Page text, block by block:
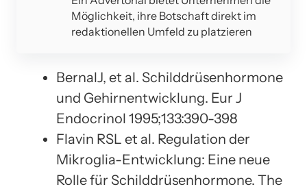
Möglichkeit, ihre Botschaft direkt im
redaktionellen Umfeld zu platzieren
BernalJ, et al. Schilddrüsenhormone
und Gehirnentwicklung. Eur J
Endocrinol 1995;133:390-398
Flavin RSL et al. Regulation der
Mikroglia-Entwicklung: Eine neue
Rolle für Schilddrüsenhormone. The